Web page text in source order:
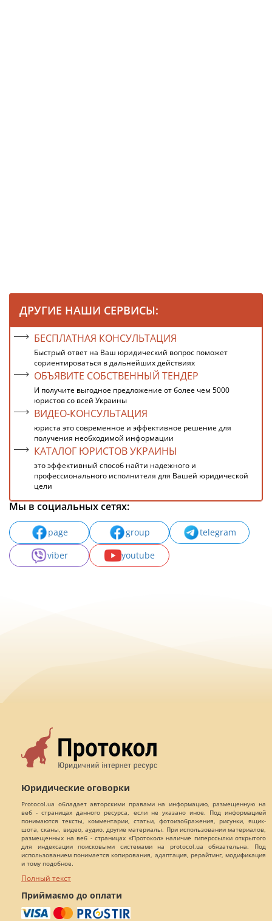
ДРУГИЕ НАШИ СЕРВИСЫ:
БЕСПЛАТНАЯ КОНСУЛЬТАЦИЯ
Быстрый ответ на Ваш юридический вопрос поможет
сориентироваться в дальнейших действиях
ОБЪЯВИТЕ СОБСТВЕННЫЙ ТЕНДЕР
И получите выгодное предложение от более чем 5000
юристов со всей Украины
ВИДЕО-КОНСУЛЬТАЦИЯ
юриста это современное и эффективное решение для
получения необходимой информации
КАТАЛОГ ЮРИСТОВ УКРАИНЫ
это эффективный способ найти надежного и
профессионального исполнителя для Вашей юридической
цели
Мы в социальных сетях:
page group
telegram
viber
youtube
Юридические оговорки
Protocol.ua обладает авторскими правами на информацию, размещенную на
веб - страницах данного ресурса, если не указано иное. Под информацией
понимаются тексты, комментарии, статьи, фотоизображения, рисунки, ящик-
шота, сканы, видео, аудио, другие материалы. При использовании материалов,
размещенных на веб - страницах «Протокол» наличие гиперссылки открытого
для индексации поисковыми системами на protocol.ua обязательна. Под
использованием понимается копирования, адаптация, рерайтинг, модификация
и тому подобное.
Полный текст
Приймаємо до оплати